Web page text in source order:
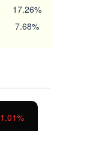
17.26%
7.68%
1.01%